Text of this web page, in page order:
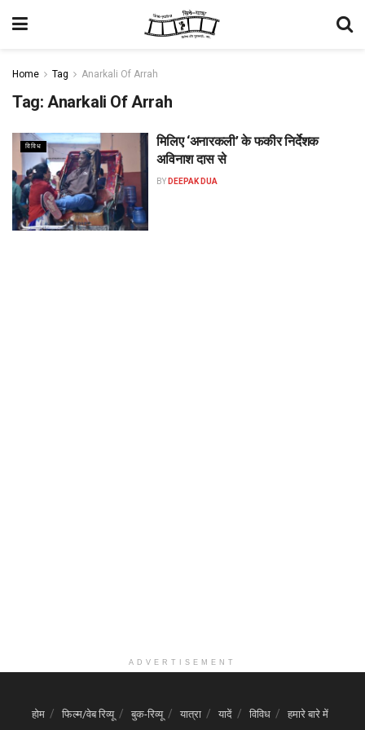
Home Tag Anarkali Of Arrah
Tag: Anarkali Of Arrah
विविध
मिलिए ‘अनारकली’ के फकीर निर्देशक
अविनाश दास से
BY DEEPAK DUA
ADVERTISEMENT
होम फिल्म/वेब रिव्यू बुक-रिव्यू यात्रा यादें विविध हमारे बारे में